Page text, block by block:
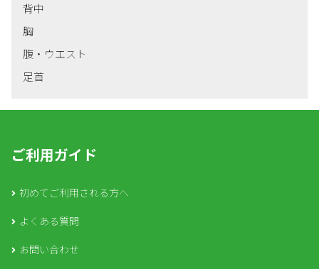
背中
胸
腹・ウエスト
足首
ご利用ガイド
初めてご利用される方へ
よくある質問
お問い合わせ